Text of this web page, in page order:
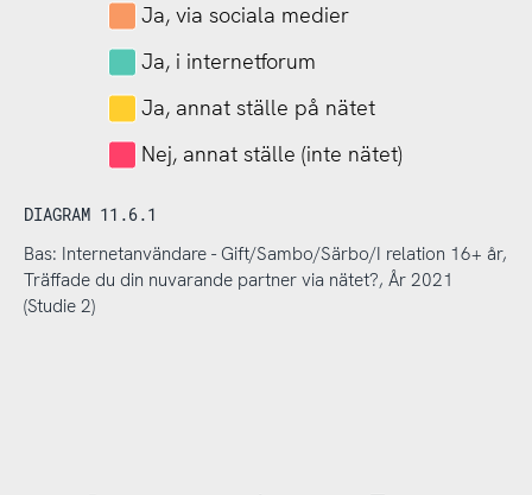
Ja, via sociala medier
Ja, i internetforum
Ja, annat ställe på nätet
Nej, annat ställe (inte nätet)
DIAGRAM 11.6.1
Bas: Internetanvändare - Gift/Sambo/Särbo/I relation 16+ år,
Träffade du din nuvarande partner via nätet?, År 2021
(Studie 2)